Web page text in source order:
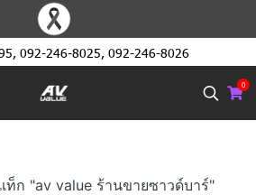
, 092-246-8025, 092-246-8026
0
ก "av value ร้านขายซาวด์บาร์"